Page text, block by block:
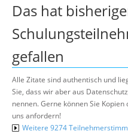
Das hat
gefallen
Alle Zitate sind authentisch und
Sie, dass wir aber aus
nennen. Gerne können Sie
uns anfordern!
Weitere 9274